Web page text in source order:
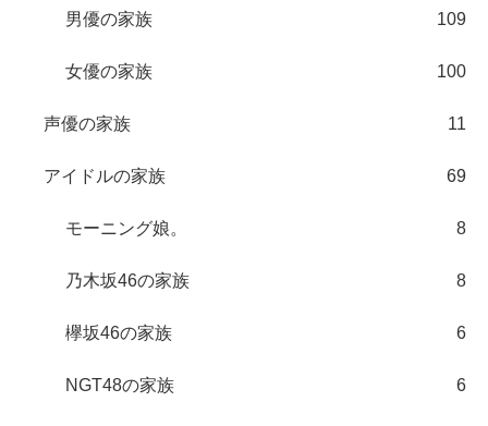
男優の家族 109
女優の家族 100
声優の家族 11
アイドルの家族 69
モーニング娘。 8
乃木坂46の家族 8
欅坂46の家族 6
NGT48の家族 6